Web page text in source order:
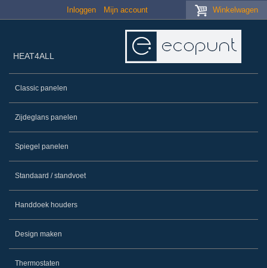
Skip to main content
Winkelwagen
Inloggen Mijn account
HEAT4ALL
Classic panelen
Zijdeglans panelen
Spiegel panelen
Standaard / standvoet
Handdoek houders
Design maken
Thermostaten